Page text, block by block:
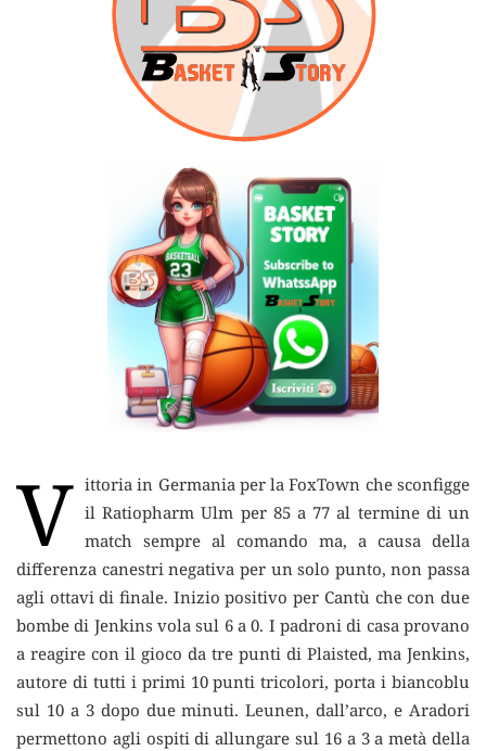
V ittoria in Germania per la FoxTown che sconfigge
il Ratiopharm Ulm per 85 a 77 al termine di un
match sempre al comando ma, a causa della
differenza canestri negativa per un solo punto, non passa
agli ottavi di finale. Inizio positivo per Cantù che con due
bombe di Jenkins vola sul 6 a 0. I padroni di casa provano
a reagire con il gioco da tre punti di Plaisted, ma Jenkins,
autore di tutti i primi 10 punti tricolori, porta i biancoblu
sul 10 a 3 dopo due minuti. Leunen, dall’arco, e Aradori
permettono agli ospiti di allungare sul 16 a 3 a metà della